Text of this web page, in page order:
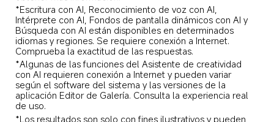
*Escritura con AI, Reconocimiento de voz con AI,
Intérprete con AI, Fondos de pantalla dinámicos con AI y
Búsqueda con AI están disponibles en determinados
idiomas y regiones. Se requiere conexión a Internet.
Comprueba la exactitud de las respuestas.
*Algunas de las funciones del Asistente de creatividad
con AI requieren conexión a Internet y pueden variar
según el software del sistema y las versiones de la
aplicación Editor de Galería. Consulta la experiencia real
de uso.
*Los resultados son solo con fines ilustrativos y pueden